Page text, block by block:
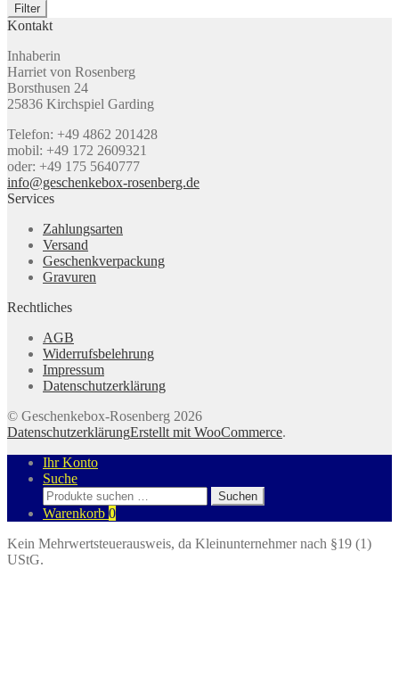
Filter
Kontakt
Inhaberin
Harriet von Rosenberg
Borsthusen 24
25836 Kirchspiel Garding
Telefon: +49 4862 201428
mobil: +49 172 2609321
oder: +49 175 5640777
info@geschenkebox-rosenberg.de
Services
Zahlungsarten
Versand
Geschenkverpackung
Gravuren
Rechtliches
AGB
Widerrufsbelehrung
Impressum
Datenschutzerklärung
© Geschenkebox-Rosenberg 2026
DatenschutzerklärungErstellt mit WooCommerce.
Ihr Konto
Suche
Suchen
nach:
Suchen
Warenkorb 0
Kein Mehrwertsteuerausweis, da Kleinunternehmer nach §19 (1)
UStG.